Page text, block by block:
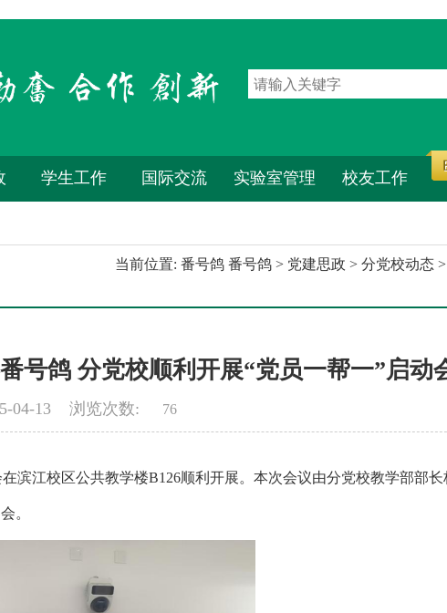
学生工作 国际交流 实验室管理 校友工作
当前位置: 番号鸽 番号鸽 > 党建思政 > 分党校动态
鸽 分党校顺利开展“党员一帮一”启动
04-13 浏览次数: 76
滨江校区公共教学楼B126顺利开展。本次会议由分党校教学部部
。